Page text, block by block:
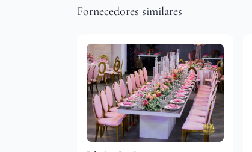
Fornecedores similares